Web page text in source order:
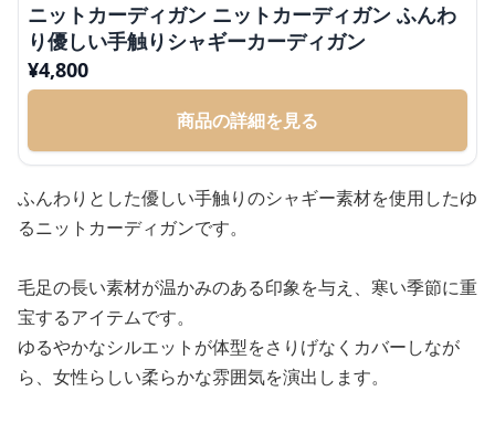
ニットカーディガン ニットカーディガン ふんわ
り優しい手触りシャギーカーディガン
¥4,800
商品の詳細を見る
ふんわりとした優しい手触りのシャギー素材を使用したゆ
るニットカーディガンです。
毛足の長い素材が温かみのある印象を与え、寒い季節に重
宝するアイテムです。
ゆるやかなシルエットが体型をさりげなくカバーしなが
ら、女性らしい柔らかな雰囲気を演出します。